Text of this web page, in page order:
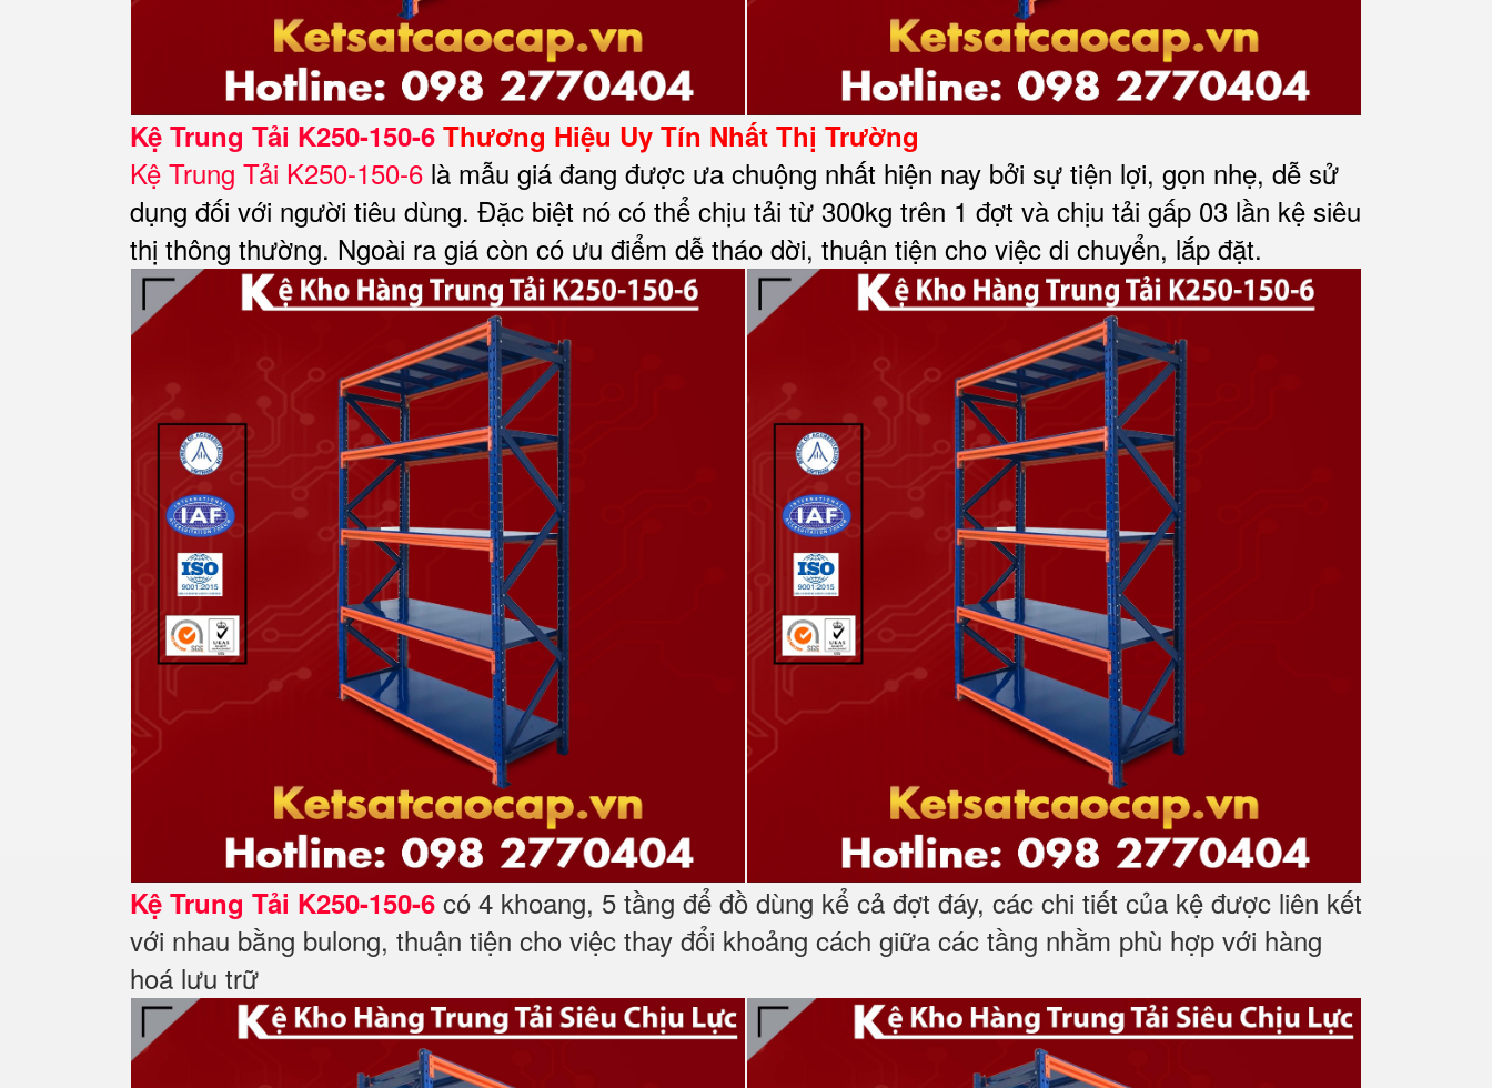
Kệ Trung Tải K250-150-6 Thương Hiệu Uy Tín Nhất Thị Trường
Kệ Trung Tải K250-150-6 là mẫu giá đang được ưa chuộng nhất hiện nay bởi sự tiện lợi, gọn nhẹ, dễ sử
dụng đối với người tiêu dùng. Đặc biệt nó có thể chịu tải từ 300kg trên 1 đợt và chịu tải gấp 03 lần kệ siêu
thị thông thường. Ngoài ra giá còn có ưu điểm dễ tháo dời, thuận tiện cho việc di chuyển, lắp đặt.
Kệ Trung Tải K250-150-6 có 4 khoang, 5 tầng để đồ dùng kể cả đợt đáy, các chi tiết của kệ được liên kết
với nhau bằng bulong, thuận tiện cho việc thay đổi khoảng cách giữa các tầng nhằm phù hợp với hàng
hoá lưu trữ